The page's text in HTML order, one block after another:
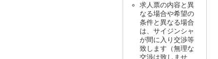
求人票の内容と異
なる場合や希望の
条件と異なる場合
は、サイジンシャ
が間に入り交渉等
致します（無理な
交渉は致しませ